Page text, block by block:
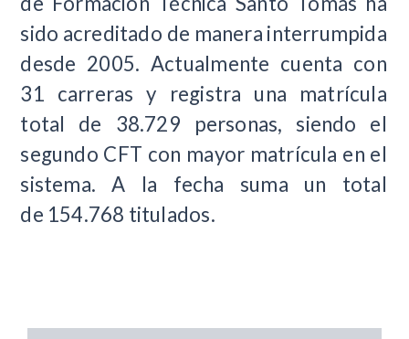
sido acreditado de manera interrumpida
desde 2005. Actualmente cuenta con
31 carreras y registra una matrícula
total de 38.729 personas, siendo el
segundo CFT con mayor matrícula en el
sistema. A la fecha suma un total
de 154.768 titulados.